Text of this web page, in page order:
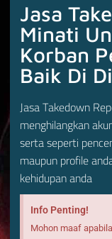
Jasa
Minati
Korban
Baik Di
Jasa Takedown
menghilangkan
serta seperti
maupun profile
kehidupan anda
Info Penting!
Mohon maaf